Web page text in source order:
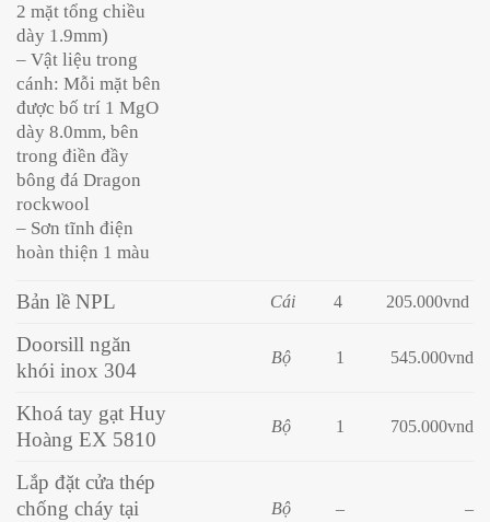
2 mặt tổng chiều
dày 1.9mm)
– Vật liệu trong
cánh: Mỗi mặt bên
được bố trí 1 MgO
dày 8.0mm, bên
trong điền đầy
bông đá Dragon
rockwool
– Sơn tĩnh điện
hoàn thiện 1 màu
Bản lề NPL Cái 4 205.000vnd
Doorsill ngăn
khói inox 304
Bộ 1 545.000vnd
Khoá tay gạt Huy
Hoàng EX 5810
Bộ 1 705.000vnd
Lắp đặt cửa thép
chống cháy tại
Bộ – –